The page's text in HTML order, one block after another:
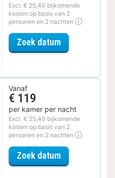
Excl. € 25,40 bijkomende
kosten op basis van 2
personen en 2 nachten
Zoek datumvoor Wellness
Vanaf
€ 119
per kamer per nacht
Excl. € 25,40 bijkomende
kosten op basis van 2
personen en 2 nachten
Zoek datumvoor Parkeer